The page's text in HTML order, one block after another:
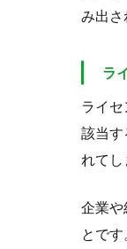
み出さ
ラ
ライ
該当
れてし
企業
とで